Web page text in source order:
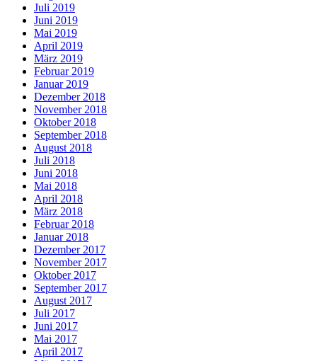
Juli 2019
Juni 2019
Mai 2019
April 2019
März 2019
Februar 2019
Januar 2019
Dezember 2018
November 2018
Oktober 2018
September 2018
August 2018
Juli 2018
Juni 2018
Mai 2018
April 2018
März 2018
Februar 2018
Januar 2018
Dezember 2017
November 2017
Oktober 2017
September 2017
August 2017
Juli 2017
Juni 2017
Mai 2017
April 2017